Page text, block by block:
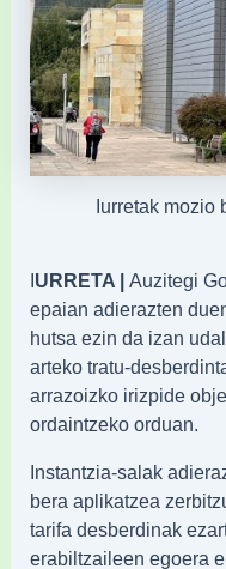
Iurretak mozio
IURRETA |Auzitegi
epaian adierazten
hutsa ezin da izan
arteko tratu-
arrazoizko irizpide
ordaintzeko orduan.
Instantzia-salak
bera aplikatzea
tarifa desberdinak
erabiltzaileen egoera